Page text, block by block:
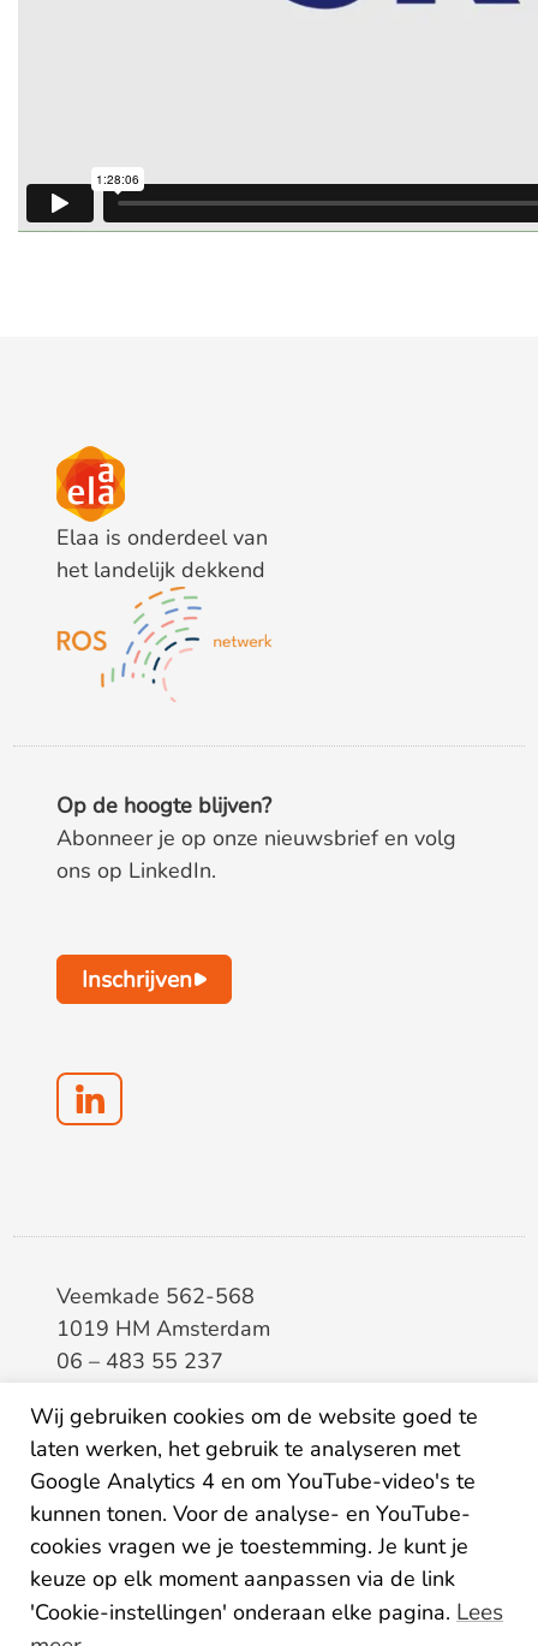
Elaa is onderdeel van
het landelijk dekkend
Op de hoogte blijven?
Abonneer je op onze nieuwsbrief en volg
ons op LinkedIn.
Inschrijven
Veemkade 562-568
1019 HM Amsterdam
06 – 483 55 237
BTW8133.20.343.B.01
KvK34207150
IBANNL26ABNA0507435125
Wij gebruiken cookies om de website goed te
laten werken, het gebruik te analyseren met
Google Analytics 4 en om YouTube-video's te
kunnen tonen. Voor de analyse- en YouTube-
cookies vragen we je toestemming. Je kunt je
keuze op elk moment aanpassen via de link
'Cookie-instellingen' onderaan elke pagina. Lees